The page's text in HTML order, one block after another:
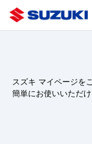
スズキ マイページを
簡単にお使いいただけ